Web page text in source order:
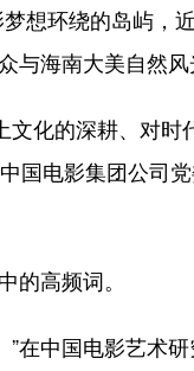
环绕的岛屿，
与海南大美自然
化的深耕、对时
国电影集团公司
高频词。
中国电影艺术